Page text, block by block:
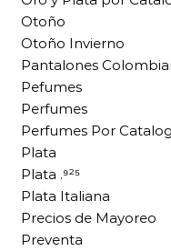
Otoño
Otoño Invierno
Pantalones
Pefumes
Perfumes
Perfumes Por
Plata
Plata .⁹²⁵
Plata Italiana
Precios de Mayoreo
Preventa